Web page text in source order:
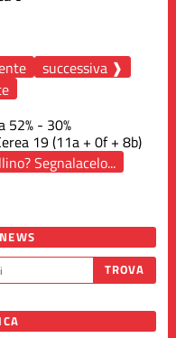
successiva ❱
52% - 30%
19 (11a + 0f + 8b)
Segnalacelo...